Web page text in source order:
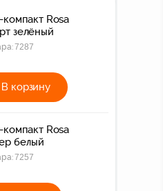
компакт Rosa
зелёный
7287
В корзину
компакт Rosa
белый
7257